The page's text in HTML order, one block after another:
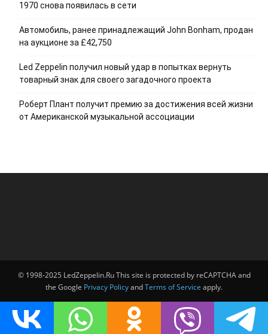
1970 снова появилась в сети
Автомобиль, ранее принадлежащий John Bonham, продан
на аукционе за £42,750
Led Zeppelin получил новый удар в попытках вернуть
товарный знак для своего загадочного проекта
Роберт Плант получит премию за достижения всей жизни
от Американской музыкальной ассоциации
© 1998-2025 LedZeppelin.Ru This site is protected by reCAPTCHA and
the Google Privacy PolicyandTerms of Service apply.